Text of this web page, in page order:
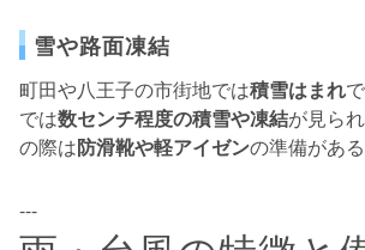
雪や路面凍結
町田や八王子の市街地では積雪はまれ
では数センチ程度の積雪や凍結が見ら
の際は防滑靴や軽アイゼンの準備があ
---